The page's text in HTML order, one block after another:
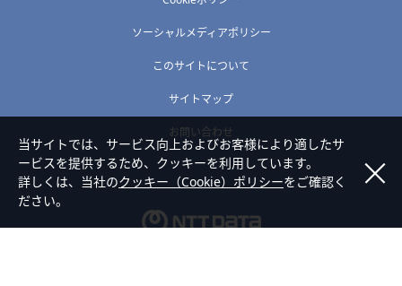
ソーシャルメディアポリシー
このサイトについて
サイトマップ
お問い合わせ
当サイトでは、サービス向上およびお客様により適したサ
ービスを提供するため、クッキーを利用しています。
詳しくは、当社のクッキー（Cookie）ポリシーをご確認く
ださい。